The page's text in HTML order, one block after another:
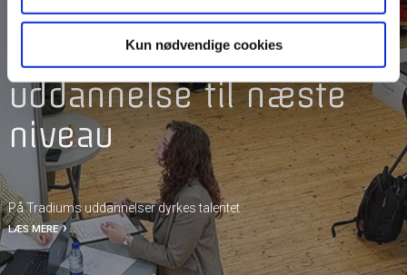
Kun nødvendige cookies
NYHEDER
Elever tager deres
uddannelse til næste
niveau
På Tradiums uddannelser dyrkes talentet
LÆS MERE